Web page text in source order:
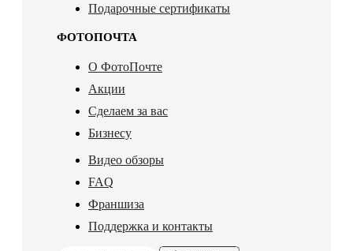
Подарочные сертификаты
ФОТОПОЧТА
О ФотоПочте
Акции
Сделаем за вас
Бизнесу
Видео обзоры
FAQ
Франшиза
Поддержка и контакты